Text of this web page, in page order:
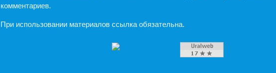
комментариев.
При использовании материалов ссылка обязательна.